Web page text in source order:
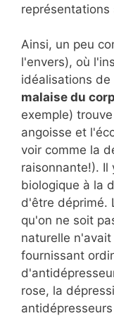
représentations
Ainsi, un peu
l'envers), où
idéalisations de
malaise du
exemple)
angoisse et
voir comme la
raisonnante!).
biologique à la
d'être déprimé.
qu'on ne soit
naturelle
fournissant
rose, la